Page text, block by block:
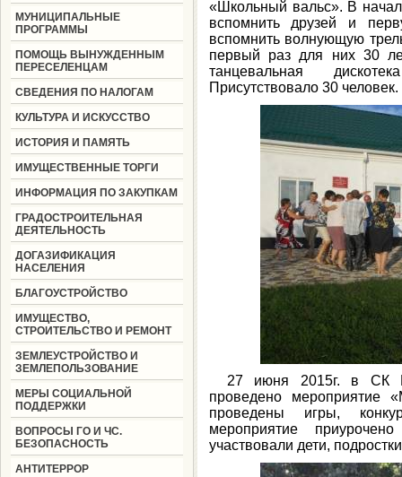
МУНИЦИПАЛЬНЫЕ
ПРОГРАММЫ
ПОМОЩЬ ВЫНУЖДЕННЫМ
ПЕРЕСЕЛЕНЦАМ
СВЕДЕНИЯ ПО НАЛОГАМ
КУЛЬТУРА И ИСКУССТВО
ИСТОРИЯ И ПАМЯТЬ
ИМУЩЕСТВЕННЫЕ ТОРГИ
ИНФОРМАЦИЯ ПО ЗАКУПКАМ
ГРАДОСТРОИТЕЛЬНАЯ
ДЕЯТЕЛЬНОСТЬ
ДОГАЗИФИКАЦИЯ
НАСЕЛЕНИЯ
БЛАГОУСТРОЙСТВО
ИМУЩЕСТВО,
СТРОИТЕЛЬСТВО И РЕМОНТ
ЗЕМЛЕУСТРОЙСТВО И
ЗЕМЛЕПОЛЬЗОВАНИЕ
МЕРЫ СОЦИАЛЬНОЙ
ПОДДЕРЖКИ
ВОПРОСЫ ГО И ЧС.
БЕЗОПАСНОСТЬ
АНТИТЕРРОР
«Школьный вальс». В
вспомнить друзей и
вспомнить волнующую
первый раз для них 30
танцевальная
Присутствовало 30 человек.
27 июня 2015г. в СК
проведено мероприятие
проведены игры,
мероприятие
участвовали дети,